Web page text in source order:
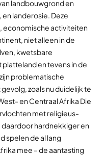
landbouwgrond en
landerosie. Deze
activiteiten
niet alleen in de
kwetsbare
en tevens in de
problematische
zoals nu duidelijk te
en Centraal Afrika Die
met religieus-
hardnekkiger en
spelen de al lang
mee – de aantasting